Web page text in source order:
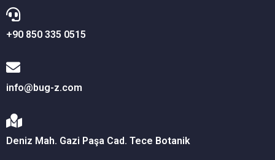
+90 850 335 0515
info@bug-z.com
Deniz Mah. Gazi Paşa Cad. Tece Botanik